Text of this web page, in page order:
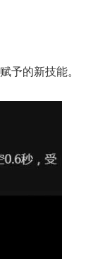
予的新技能。